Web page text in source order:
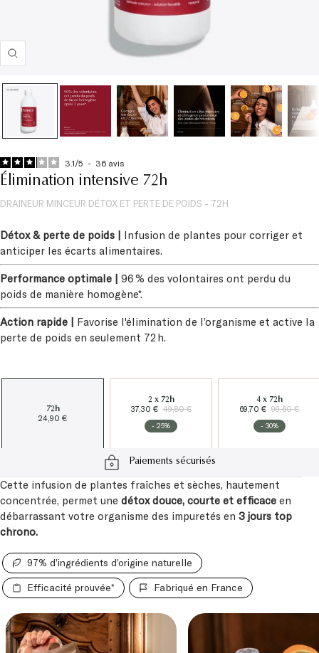
Zoom
3.1/5 - 36 avis
Élimination intensive 72h
DRAINEUR MINCEUR DÉTOX ET PERTE DE POIDS - 72H
Détox & perte de poids | Infusion de plantes pour corriger et
anticiper les écarts alimentaires.
Performance optimale | 96 % des volontaires ont perdu du
poids de manière homogène*.
Action rapide | Favorise l'élimination de l’organisme et active la
perte de poids en seulement 72 h.
72h
24,90 €
- 25%
2 x 72h
37,30 € 49,80 €
- 30%
4 x 72h
69,70 € 99,60 €
Paiements sécurisés
Cette infusion de plantes fraîches et sèches, hautement
concentrée, permet une détox douce, courte et efficace en
débarrassant votre organisme des impuretés en 3 jours top
chrono.
97% d’ingrédients d’origine naturelle
Efficacité prouvée*
Fabriqué en France